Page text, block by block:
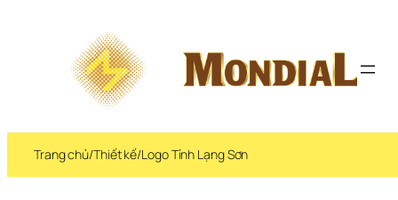
Trang chủ/Thiết kế/Logo Tỉnh Lạng Sơn